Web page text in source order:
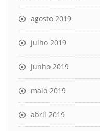
agosto 2019
julho 2019
junho 2019
maio 2019
abril 2019